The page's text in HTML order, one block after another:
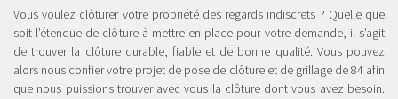
Vous voulez clôturer votre propriété des regards indiscrets ? Quelle que
soit l’étendue de clôture à mettre en place pour votre demande, il s’agit
de trouver la clôture durable, fiable et de bonne qualité. Vous pouvez
alors nous confier votre projet de pose de clôture et de grillage de 84 afin
que nous puissions trouver avec vous la clôture dont vous avez besoin.